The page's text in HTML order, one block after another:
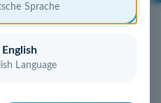
Sprache
English
Language
bald Ihnen gehören!